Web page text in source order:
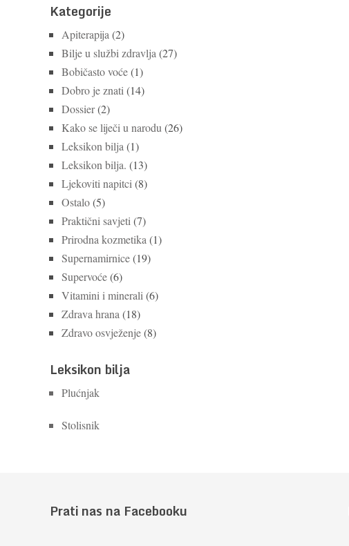
Kategorije
Apiterapija (2)
Bilje u službi zdravlja (27)
Bobičasto voće(1)
Dobro je znati (14)
Dossier(2)
Kako se liječi u narodu (26)
Leksikon bilja (1)
Leksikon bilja. (13)
Ljekoviti napitci (8)
Ostalo(5)
Praktični savjeti (7)
Prirodna kozmetika (1)
Supernamirnice(19)
Supervoće(6)
Vitamini i minerali (6)
Zdrava hrana (18)
Zdravo osvježenje(8)
Leksikon bilja
Plućnjak
Stolisnik
Prati nas na Facebooku